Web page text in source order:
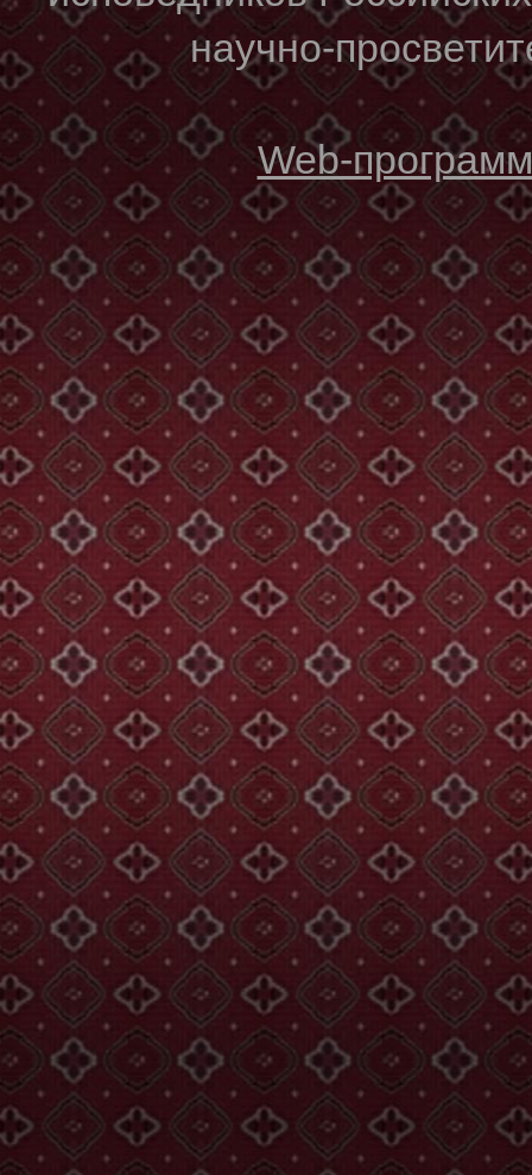
научно-
Web-